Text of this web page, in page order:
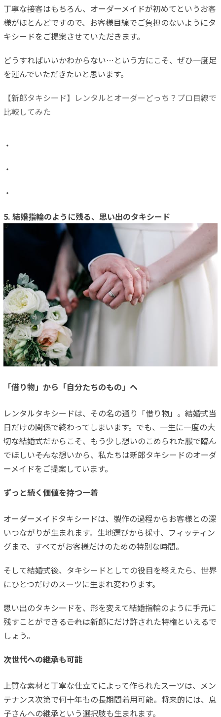
丁寧な接客はもちろん、オーダーメイドが初めてというお客
様がほとんどですので、お客様目線でご負担のないようにタ
キシードをご提案させていただきます。
どうすればいいかわからない…という方にこそ、ぜひ一度足
を運んでいただきたいと思います。
【新郎タキシード】レンタルとオーダーどっち？プロ目線で
比較してみた
・
・
・
5. 結婚指輪のように残る、思い出のタキシード
「借り物」から「自分たちのもの」へ
レンタルタキシードは、その名の通り「借り物」。結婚式当
日だけの関係で終わってしまいます。でも、一生に一度の大
切な結婚式だからこそ、もう少し想いのこめられた服で臨ん
でほしい――そんな想いから、私たちは新郎タキシードのオーダ
ーメイドをご提案しています。
ずっと続く価値を持つ一着
オーダーメイドタキシードは、製作の過程からお客様との深
いつながりが生まれます。生地選びから採寸、フィッティン
グまで、すべてがお客様だけのための特別な時間。
そして結婚式後、タキシードとしての役目を終えたら、世界
にひとつだけのスーツに生まれ変わります。
思い出のタキシードを、形を変えて結婚指輪のように手元に
残すことができる――これは新郎にだけ許された特権といえるで
しょう。
次世代への継承も可能
上質な素材と丁寧な仕立てによって作られたスーツは、メン
テナンス次第で何十年もの長期間着用可能。将来的には、息
子さんへの継承という選択肢も生まれます。